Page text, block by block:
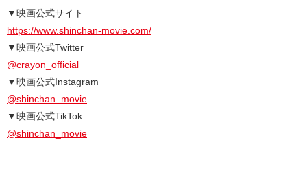
▼映画公式サイト
https://www.shinchan-movie.com/
▼映画公式Twitter
@crayon_official
▼映画公式Instagram
@shinchan_movie
▼映画公式TikTok
@shinchan_movie